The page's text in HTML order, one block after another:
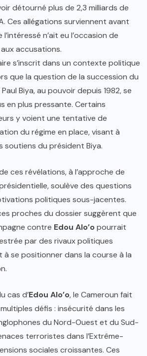
détourné plus de 2,3 milliards de
Ces allégations surviennent avant
l’intéressé n’ait eu l’occasion de
accusations.
s’inscrit dans un contexte politique
que la question de la succession du
Biya, au pouvoir depuis 1982, se
en plus pressante. Certains
y voient une tentative de
du régime en place, visant à
soutiens du président Biya.
ces révélations, à l’approche de
soulève des questions
politiques sous-jacentes.
proches du dossier suggèrent que
contre Edou Alo’opourrait
par des rivaux politiques
à se positionner dans la course à la
cas d’Edou Alo’o, le Cameroun fait
défis : insécurité dans les
du Nord-Ouest et du Sud-
terroristes dans l’Extrême-
sociales croissantes. Ces